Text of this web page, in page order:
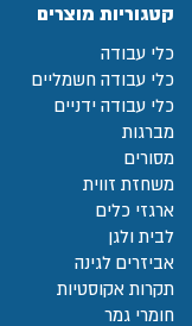
קטגוריות מוצרים
כלי עבודה
כלי עבודה חשמליים
כלי עבודה ידניים
מברגות
מסורים
משחזת זווית
ארגזי כלים
לבית ולגן
אביזרים לגינה
תקרות אקוסטיות
חומרי גמר